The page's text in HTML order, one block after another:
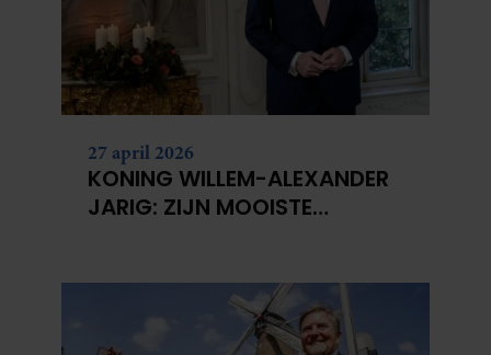
partners kunnen deze gegevens combineren met andere
informatie die u aan ze heeft verstrekt of die ze hebben
verzameld op basis van uw gebruik van hun services. U
gaat akkoord met onze cookies als u onze website blijft
27 april 2026
KONING WILLEM-ALEXANDER
JARIG: ZIJN MOOISTE